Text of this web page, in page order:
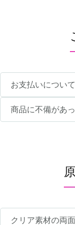
お支払いについて
商品に不備があ
クリア素材の両